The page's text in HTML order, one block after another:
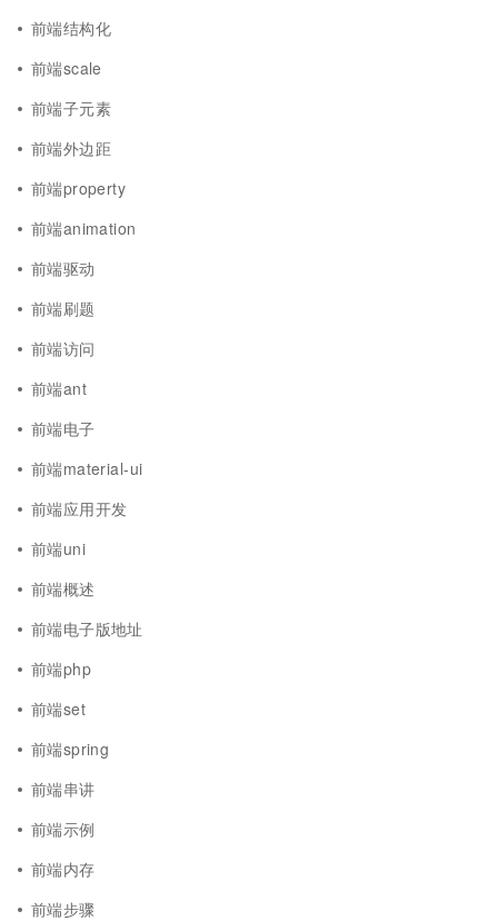
前端结构化
前端scale
前端子元素
前端外边距
前端property
前端animation
前端驱动
前端刷题
前端访问
前端ant
前端电子
前端material-ui
前端应用开发
前端uni
前端概述
前端电子版地址
前端php
前端set
前端spring
前端串讲
前端示例
前端内存
前端步骤